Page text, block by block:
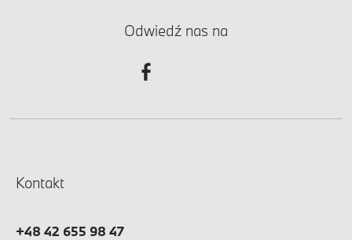
Odwiedź nas na
Kontakt
+48 42 655 98 47